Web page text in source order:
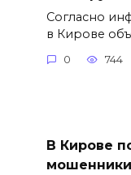
Согласно
в Кирове
0 744
В Кирове